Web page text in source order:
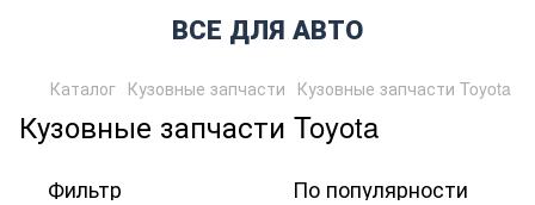
ВСЕ ДЛЯ АВТО
Каталог Кузовные запчасти Кузовные запчасти Toyota
Кузовные запчасти Toyota
Фильтр По популярности